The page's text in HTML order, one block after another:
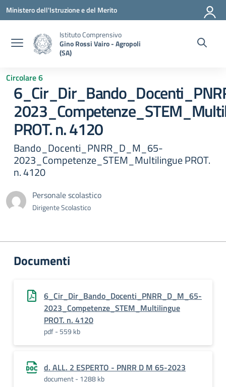
Vai ai contenuti
Vai al menu di navigazione
Vai al footer
Ministero dell'Istruzione e del Merito
Istituto Comprensivo
Gino Rossi Vairo - Agropoli
(SA)
Circolare 6
PROT. n. 4120
Bando_Docenti_PNRR_D_M_65-
2023_Competenze_STEM_Multilingue PROT.
n. 4120
Personale scolastico
Dirigente Scolastico
Documenti
6_Cir_Dir_Bando_Docenti_PNRR_D_M_65-
2023_Competenze_STEM_Multilingue
PROT. n. 4120
pdf - 559 kb
d. ALL. 2 ESPERTO - PNRR D M 65-2023
document - 1288 kb